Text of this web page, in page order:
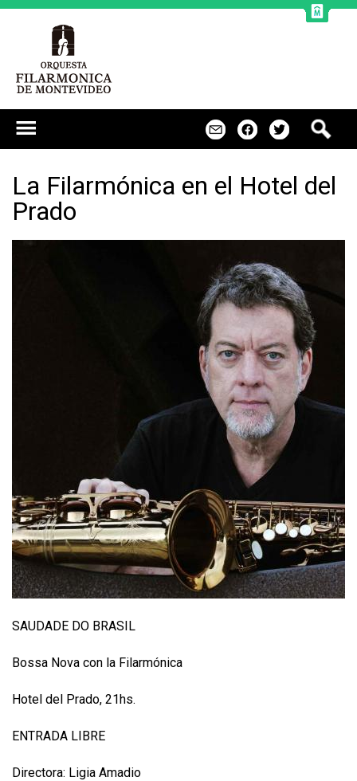
La Filarmónica en el Hotel del
Prado
SAUDADE DO BRASIL
Bossa Nova con la Filarmónica
Hotel del Prado, 21hs.
ENTRADA LIBRE
Directora: Ligia Amadio
s
a